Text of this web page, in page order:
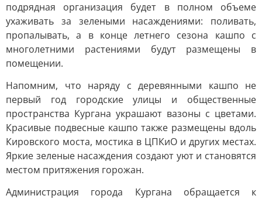
подрядная организация будет в полном объеме
ухаживать за зелеными насаждениями: поливать,
пропалывать, а в конце летнего сезона кашпо с
многолетними растениями будут размещены в
помещении.
Напомним, что наряду с деревянными кашпо не
первый год городские улицы и общественные
пространства Кургана украшают вазоны с цветами.
Красивые подвесные кашпо также размещены вдоль
Кировского моста, мостика в ЦПКиО и других местах.
Яркие зеленые насаждения создают уют и становятся
местом притяжения горожан.
Администрация города Кургана обращается к